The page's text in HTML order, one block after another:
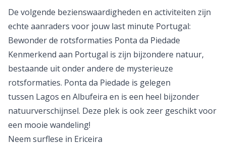
De volgende bezienswaardigheden en activiteiten zijn
echte aanraders voor jouw last minute Portugal:
Kenmerkend aan Portugal is zijn bijzondere natuur,
bestaande uit onder andere de mysterieuze
rotsformaties. Ponta da Piedade is gelegen
Lagos
en is een heel bijzonder
natuurverschijnsel. Deze plek is ook zeer geschikt voor
een mooie wandeling!